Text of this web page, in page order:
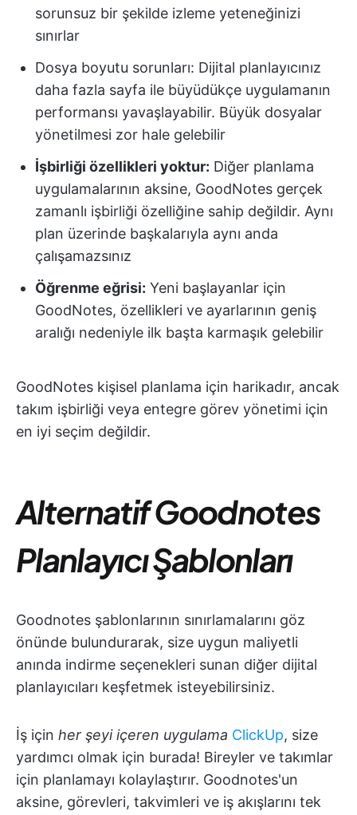
sorunsuz bir şekilde izleme yeteneğinizi
sınırlar
Dosya boyutu sorunları: Dijital planlayıcınız
daha fazla sayfa ile büyüdükçe uygulamanın
performansı yavaşlayabilir. Büyük dosyalar
yönetilmesi zor hale gelebilir
İşbirliği özellikleri yoktur: Diğer planlama
uygulamalarının aksine, GoodNotes gerçek
zamanlı işbirliği özelliğine sahip değildir. Aynı
plan üzerinde başkalarıyla aynı anda
çalışamazsınız
Öğrenme eğrisi: Yeni başlayanlar için
GoodNotes, özellikleri ve ayarlarının geniş
aralığı nedeniyle ilk başta karmaşık gelebilir
GoodNotes kişisel planlama için harikadır, ancak
takım işbirliği veya entegre görev yönetimi için
en iyi seçim değildir.
Alternatif Goodnotes
Planlayıcı Şablonları
Goodnotes şablonlarının sınırlamalarını göz
önünde bulundurarak, size uygun maliyetli
anında indirme seçenekleri sunan diğer dijital
planlayıcıları keşfetmek isteyebilirsiniz.
İş için her şeyi içeren uygulama ClickUp, size
yardımcı olmak için burada! Bireyler ve takımlar
için planlamayı kolaylaştırır. Goodnotes'un
aksine, görevleri, takvimleri ve iş akışlarını tek